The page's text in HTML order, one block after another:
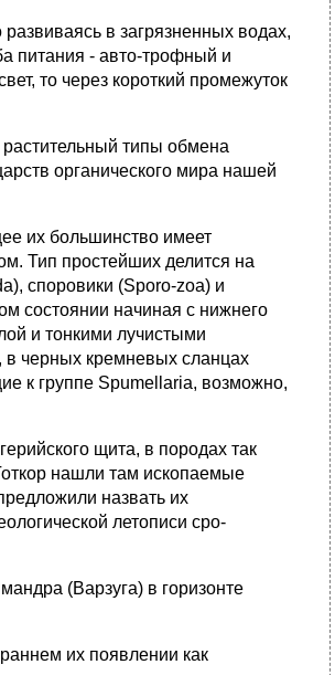
в загрязненных водах,
питания - авто-трофный и
то через короткий промежуток
типы обмена
органического мира нашей
их большинство имеет
Тип простейших делится на
споровики (Sporo-zoa) и
состоянии начиная с нижнего
и тонкими лучистыми
черных кремневых сланцах
к группе Spumellaria, возможно,
щита, в породах так
нашли там ископаемые
назвать их
летописи сро-
(Варзуга) в горизонте
их появлении как